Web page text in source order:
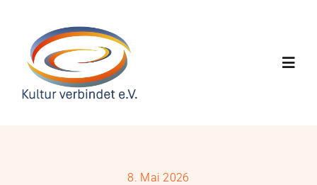
content
8. Mai 2026